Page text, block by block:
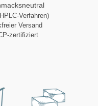
Verfahren)
Versand
zertifiziert